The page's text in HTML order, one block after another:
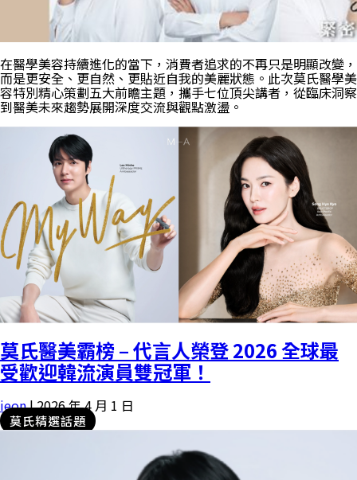
在醫學美容持續進化的當下，消費者追求的不再只是明顯改變，
而是更安全、更自然、更貼近自我的美麗狀態。此次莫氏醫學美
容特別精心策劃五大前瞻主題，攜手七位頂尖講者，從臨床洞察
到醫美未來趨勢展開深度交流與觀點激盪。
莫氏醫美霸榜 – 代言人榮登 2026 全球最
受歡迎韓流演員雙冠軍！
ieon|2026 年 4 月 1 日
莫氏精選話題